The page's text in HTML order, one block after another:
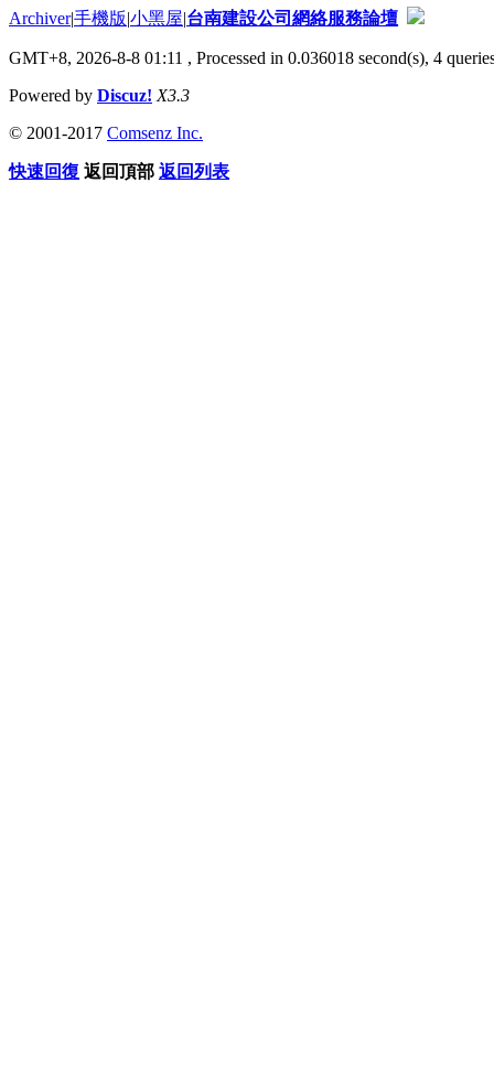
Archiver|手機版|小黑屋|台南建設公司網絡服務論壇
GMT+8, 2026-8-8 01:11 , Processed in 0.036018 second(s), 4
Powered by Discuz! X3.3
© 2001-2017 Comsenz Inc.
快速回復 返回頂部 返回列表